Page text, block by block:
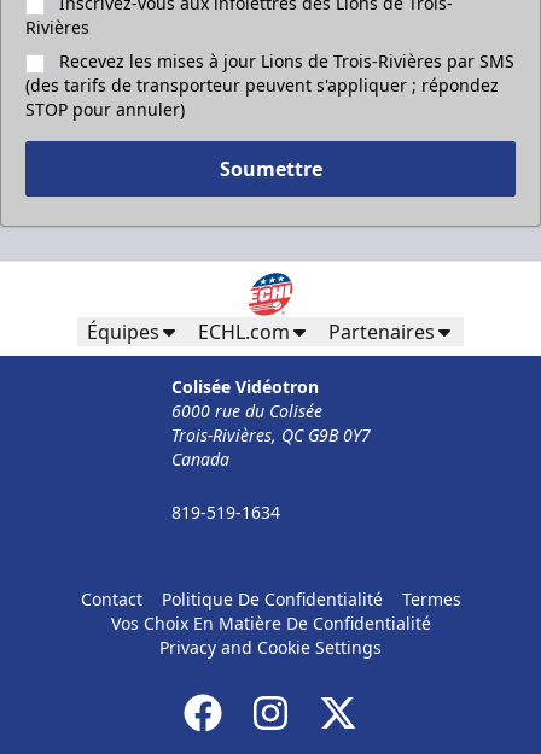
Pour Moins De 50 Employés
32$ Par Personne
Formules d'entreprises Info
Appel (819) 519-1634
Rivières
Recevez les mises à jour Lions de Trois-Rivières par SMS
(des tarifs de transporteur peuvent s'appliquer ; répondez
STOP pour annuler)
Soumettre
Équipes ECHL.com Partenaires
Colisée Vidéotron
6000 rue du Colisée
Trois-Rivières, QC G9B 0Y7
Canada
819-519-1634
Contact Politique De Confidentialité
Termes
Vos Choix En Matière De Confidentialité
Privacy and Cookie Settings